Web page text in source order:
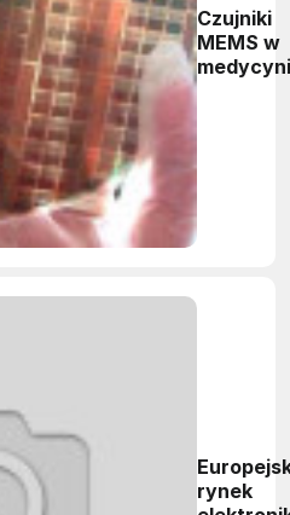
Czujniki
MEMS w
rynek